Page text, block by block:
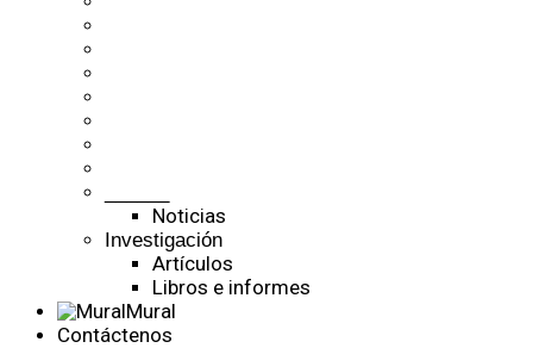
Noticias
Investigación
Artículos
Libros e informes
Mural
Contáctenos